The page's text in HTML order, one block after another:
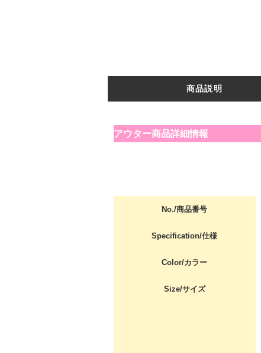
商品説明
アウター商品詳細情報
No./商品番号
Specification/仕様
Color/カラー
Size/サイズ